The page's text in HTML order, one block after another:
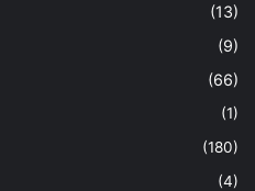
(13)
(9)
(66)
(1)
(180)
(4)